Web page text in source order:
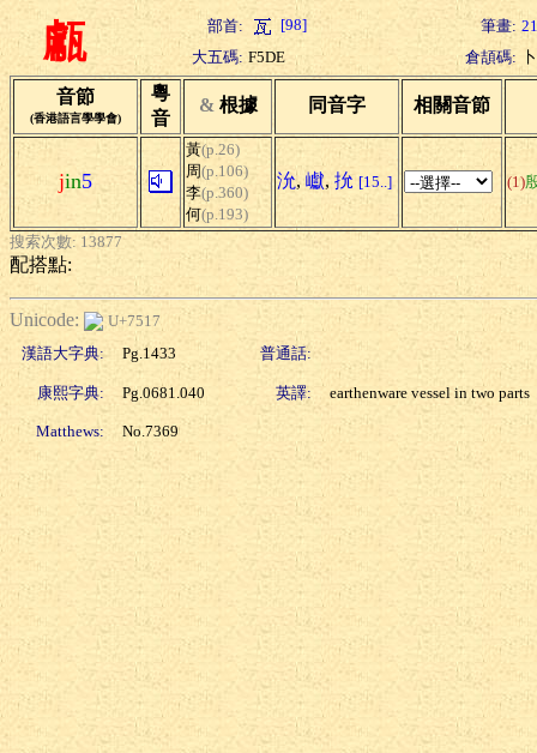
甗 部首: [98] 筆畫: 21
大五碼: F5DE 倉頡碼:
音節
(香港語言學學會)
粵
音
& 根據 同音字 相關音節
jin5
黃(p.26)
周(p.106)
李(p.360)
何(p.193)
沇, 巘, 抁 [15..] (1)
搜索次數: 13877
配搭點:
Unicode:
U+7517
漢語大字典:
Pg.1433 普通話:
康熙字典: Pg.0681.040 英譯: earthenware vessel in two parts
Matthews: No.7369